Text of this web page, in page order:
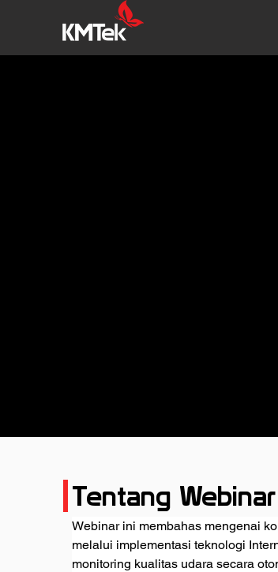
Tentang Webinar
Webinar ini membahas mengenai
melalui implementasi teknologi
monitoring kualitas udara secara